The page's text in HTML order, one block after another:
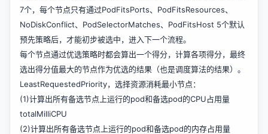
7个，每个节点只有通过PodFitsPorts、PodFitsResources、
NoDiskConflict、PodSelectorMatches、PodFitsHost 5个默认
预先策略后，才能初步被选中，进入下一个流程。
每个节点通过优选策略时都会算出一个得分，计算各项得分，最终
选出得分值最大的节点作为优选的结果（也是调度算法的结果）。
LeastRequestedPriority，选择资源消耗最小节点：
(1)计算出所有备选节点上运行的pod和备选pod的CPU占用量
totalMilliCPU
(2)计算出所有备选节点上运行的pod和备选pod的内存占用量